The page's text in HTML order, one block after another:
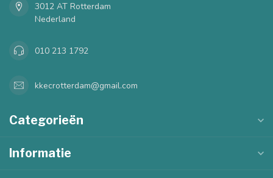
3012 AT Rotterdam
Nederland
010 213 1792
kkecrotterdam@gmail.com
Categorieën
Informatie